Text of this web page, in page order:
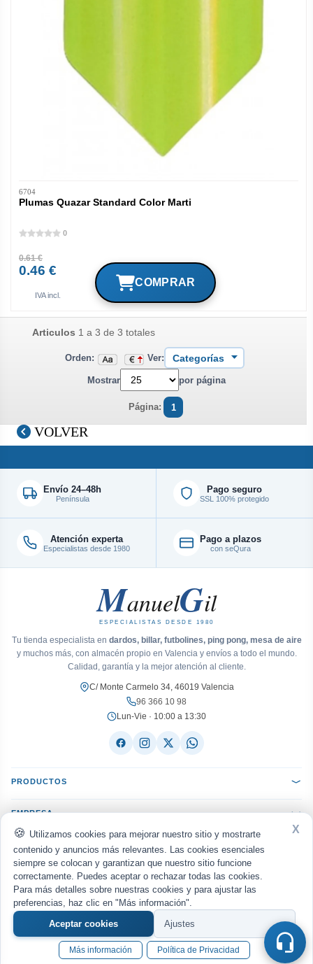
Utilizamos cookies para mejorar nuestro sitio y mostrarte
contenido y anuncios más relevantes. Las cookies esenciales
siempre se colocan y garantizan que nuestro sitio funcione
correctamente. Puedes aceptar o rechazar todas las cookies.
Para más detalles sobre nuestras cookies y para ajustar las
preferencias, haz clic en "Más información".
Aceptar cookies
Ajustes
X
Más información Política de Privacidad
6704
Plumas Quazar Standard Color Marti
0
0.61 €
0.46 €
IVA incl.
Articulos 1 a 3 de 3 totales
Orden: Ver:
Mostrar por página
Página: 1
VOLVER
Envío 24–48h
Península
Pago seguro
SSL 100% protegido
Atención experta
Especialistas desde 1980
Pago a plazos
con seQura
ManuelGil
ESPECIALISTAS DESDE 1980
Tu tienda especialista en dardos, billar, futbolines, ping pong, mesa de aire
y muchos más, con almacén propio en Valencia y envíos a todo el mundo.
Calidad, garantía y la mejor atención al cliente.
C/ Monte Carmelo 34, 46019 Valencia
96 366 10 98
Lun-Vie · 10:00 a 13:30
PRODUCTOS
EMPRESA
AYUDA
ACEPTAMOS: VISA Mastercard PayPal Bizum
seQura
ENVIAMOS CON:
MRW Nacex Correos UPS
Política de privacidad ·Aviso legal ·Cookies
WWW.MANUELGIL.COM· Todos los derechos reservados · Diseño web por
europeart